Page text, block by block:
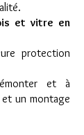
et vitre en
protection
et à
un montage